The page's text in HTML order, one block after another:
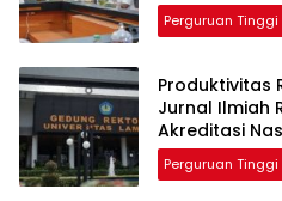
Perguruan Tinggi
Produktivitas
Jurnal Ilmiah
Akreditasi
Perguruan Tinggi